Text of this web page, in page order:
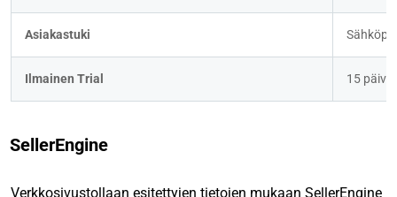
Asiakastuki
Ilmainen Trial 15
SellerEngine
Verkkosivustollaan esitettyjen tietojen mukaan SellerEngine